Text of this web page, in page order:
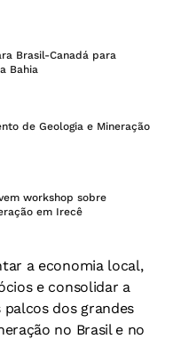
Brasil-Canadá para
Bahia
de Geologia e Mineração
workshop sobre
em Irecê
a economia local,
e consolidar a
dos grandes
no Brasil e no